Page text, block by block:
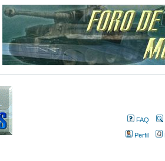
FAQ
Perfil